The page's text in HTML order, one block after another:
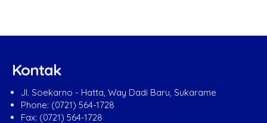
Kontak
Jl. Soekarno - Hatta, Way Dadi Baru, Sukarame
Phone: (0721) 564-1728
Fax: (0721) 564-1728